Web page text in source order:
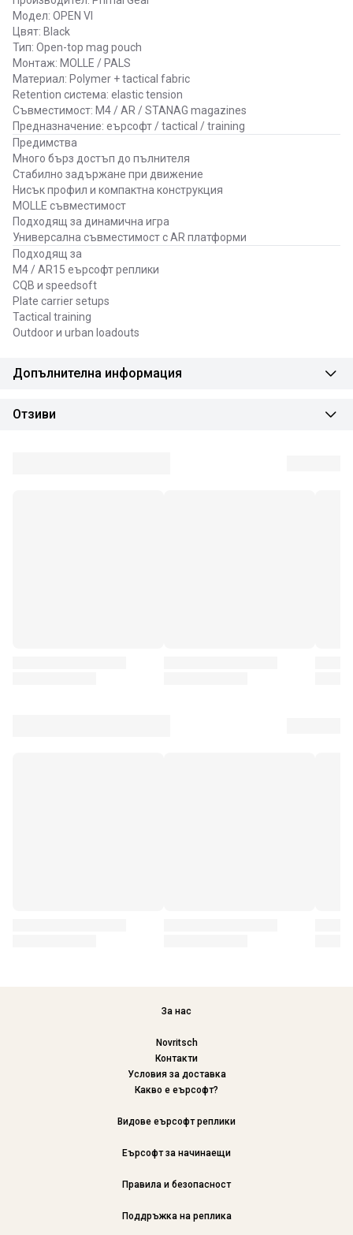
Модел: OPEN VI
Цвят: Black
Тип: Open-top mag pouch
Монтаж: MOLLE / PALS
Материал: Polymer + tactical fabric
Retention система: elastic tension
Съвместимост: M4 / AR / STANAG magazines
Предназначение: еърсофт / tactical / training
Предимства
Много бърз достъп до пълнителя
Стабилно задържане при движение
Нисък профил и компактна конструкция
MOLLE съвместимост
Подходящ за динамична игра
Универсална съвместимост с AR платформи
Подходящ за
M4 / AR15 еърсофт реплики
CQB и speedsoft
Plate carrier setups
Tactical training
Outdoor и urban loadouts
Допълнителна информация
Отзиви
За нас
Novritsch
Контакти
Условия за доставка
Какво е еърсофт?
Видове еърсофт реплики
Еърсофт за начинаещи
Правила и безопасност
Поддръжка на реплика